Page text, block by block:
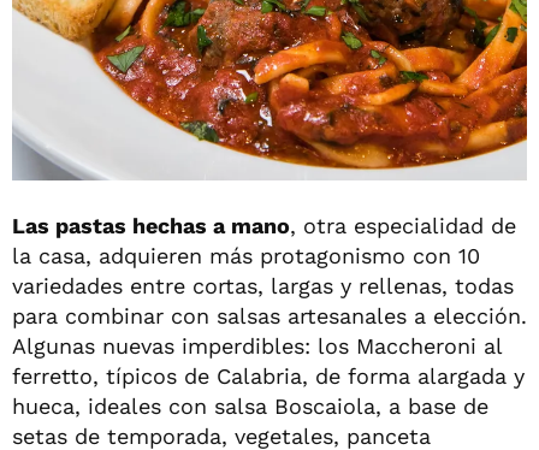
Las pastas hechas a mano, otra especialidad de
la casa, adquieren más protagonismo con 10
variedades entre cortas, largas y rellenas, todas
para combinar con salsas artesanales a elección.
Algunas nuevas imperdibles: los Maccheroni al
ferretto, típicos de Calabria, de forma alargada y
hueca, ideales con salsa Boscaiola, a base de
setas de temporada, vegetales, panceta